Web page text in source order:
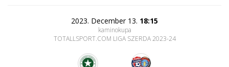
2023. December 13. 18:15
kaminokupa
TOTALLSPORT.COM LIGA SZERDA 2023-24